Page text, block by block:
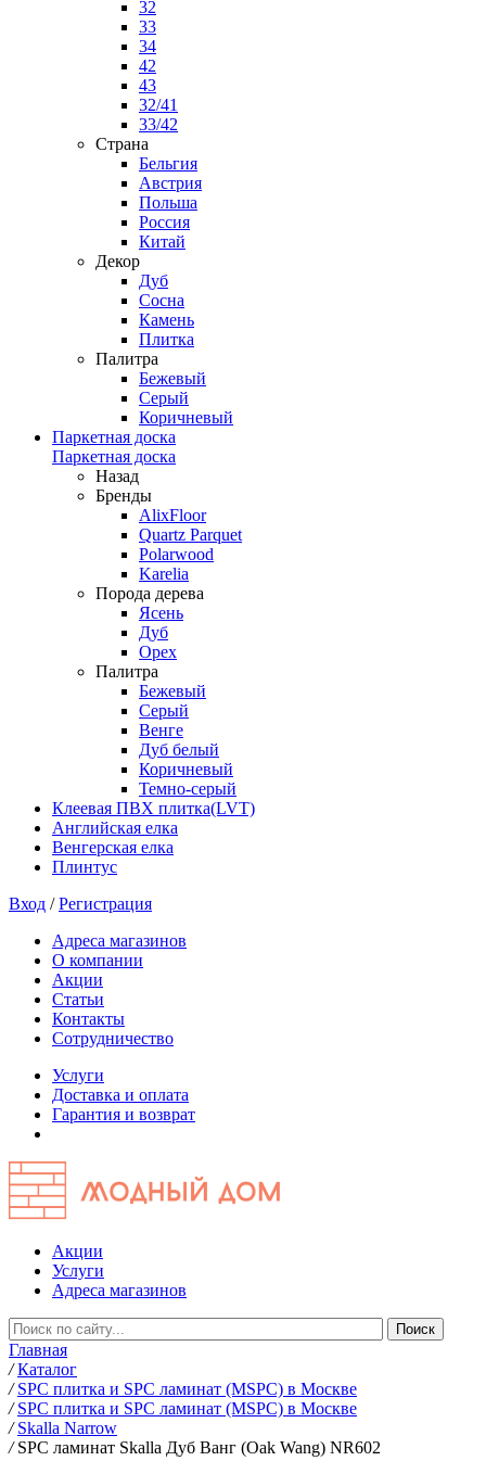
32
33
34
42
43
32/41
33/42
Страна
Бельгия
Австрия
Польша
Россия
Китай
Декор
Дуб
Сосна
Камень
Плитка
Палитра
Бежевый
Серый
Коричневый
Паркетная доска
Паркетная доска
Назад
Бренды
AlixFloor
Quartz Parquet
Polarwood
Karelia
Порода дерева
Ясень
Дуб
Орех
Палитра
Бежевый
Серый
Венге
Дуб белый
Коричневый
Темно-серый
Клеевая ПВХ плитка(LVT)
Английская елка
Венгерская елка
Плинтус
Вход /Регистрация
Адреса магазинов
О компании
Акции
Статьи
Контакты
Сотрудничество
Услуги
Доставка и оплата
Гарантия и возврат
Акции
Услуги
Адреса магазинов
Главная
/ Каталог
/ SPC плитка и SPC ламинат (MSPC) в Москве
/ SPC плитка и SPC ламинат (MSPC) в Москве
/ Skalla Narrow
/ SPC ламинат Skalla Дуб Ванг (Oak Wang) NR602